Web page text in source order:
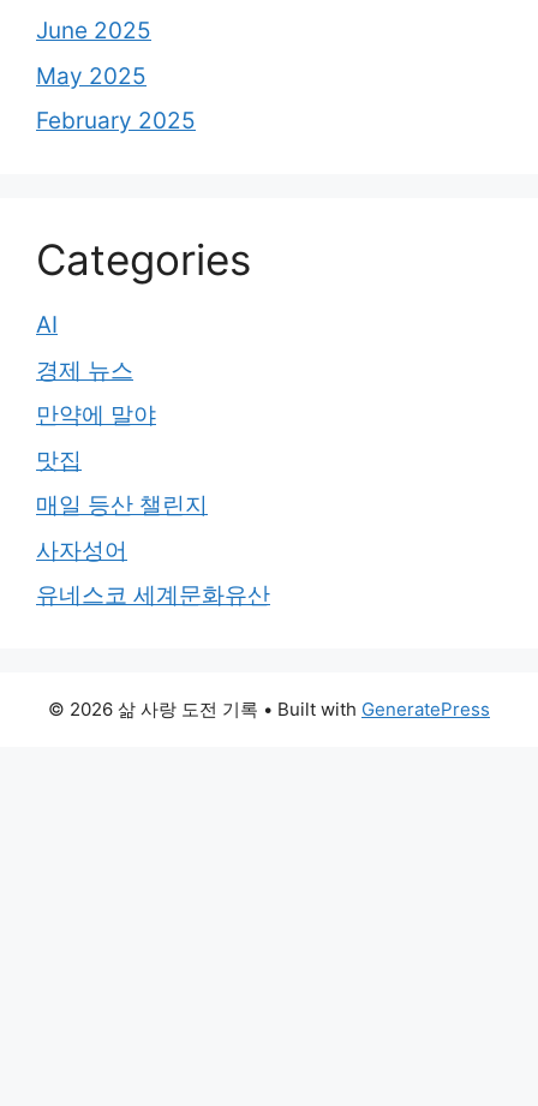
June 2025
May 2025
February 2025
Categories
AI
경제 뉴스
만약에 말야
맛집
매일 등산 챌린지
사자성어
유네스코 세계문화유산
© 2026 삶 사랑 도전 기록 • Built with GeneratePress